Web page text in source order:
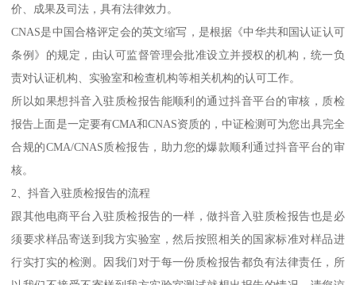
价、成果及司法，具有法律效力。
CNAS是中国合格评定会的英文缩写，是根据《中华共和国认证认可
条例》的规定，由认可监督管理会批准设立并授权的机构，统一负
责对认证机构、实验室和检查机构等相关机构的认可工作。
所以如果想抖音入驻质检报告能顺利的通过抖音平台的审核，质检
报告上面是一定要有CMA和CNAS资质的，中证检测可为您出具完全
合规的CMA/CNAS质检报告，助力您的爆款顺利通过抖音平台的审
核。
2、抖音入驻质检报告的流程
跟其他电商平台入驻质检报告的一样，做抖音入驻质检报告也是必
须要求样品寄送到我方实验室，然后按照相关的国家标准对样品进
行实打实的检测。因我们对于每一份质检报告都负有法律责任，所